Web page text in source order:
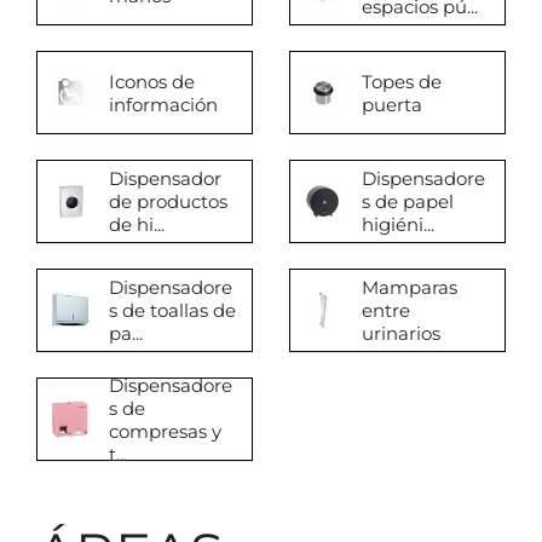
espacios pú...
Iconos de
información
Topes de
puerta
Dispensador
de productos
de hi...
Dispensadore
s de papel
higiéni...
Dispensadore
s de toallas de
pa...
Mamparas
entre
urinarios
Dispensadore
s de
compresas y
t...